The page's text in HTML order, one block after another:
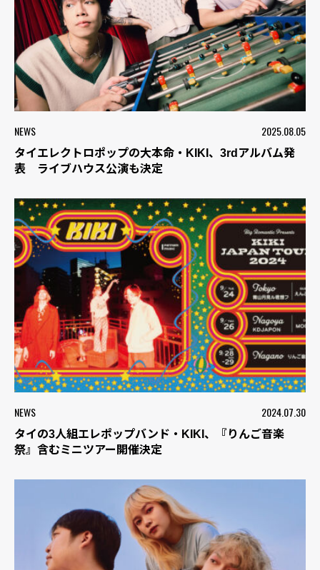
NEWS 2025.08.05
タイエレクトロポップの大本命・KIKI、3rdアルバム発
表 ライブハウス公演も決定
NEWS 2024.07.30
タイの3人組エレポップバンド・KIKI、『りんご音楽
祭』含むミニツアー開催決定